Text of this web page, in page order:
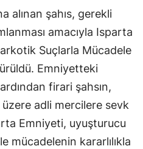
alınan şahıs, gerekli
amacıyla Isparta
Suçlarla Mücadele
Emniyetteki
firari şahsın,
adli mercilere sevk
Emniyeti, uyuşturucu
mücadelenin kararlılıkla